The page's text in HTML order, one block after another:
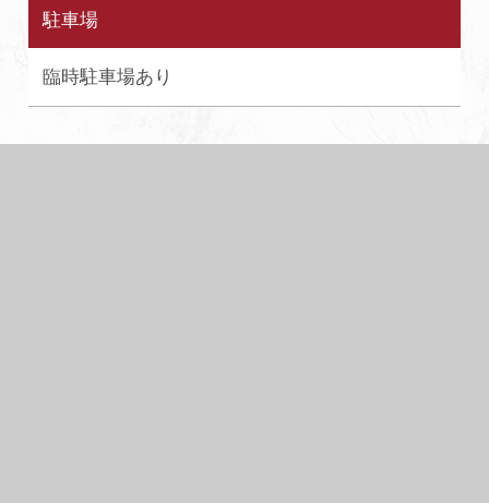
駐車場
臨時駐車場あり